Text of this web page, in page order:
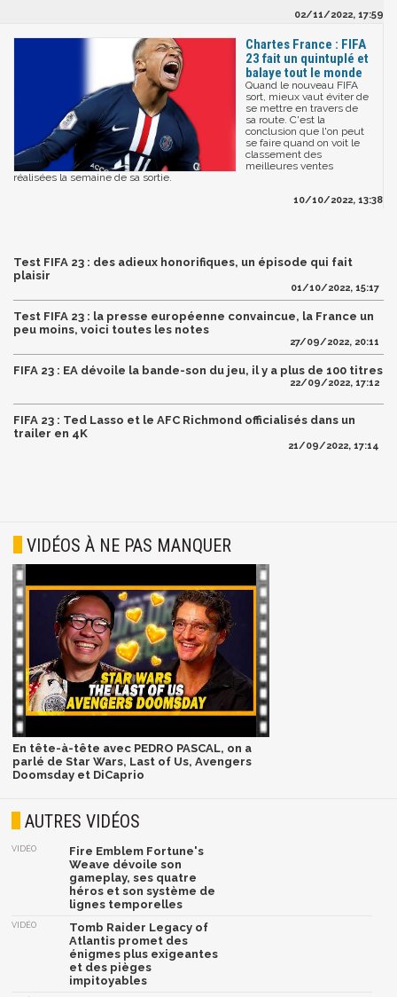
02/11/2022, 17:59
Chartes France : FIFA
23 fait un quintuplé et
balaye tout le monde
Quand le nouveau FIFA
sort, mieux vaut éviter de
se mettre en travers de
sa route. C'est la
conclusion que l'on peut
se faire quand on voit le
classement des
meilleures ventes
réalisées la semaine de sa sortie.
10/10/2022, 13:38
Test FIFA 23 : des adieux honorifiques, un épisode qui fait
plaisir
01/10/2022, 15:17
Test FIFA 23 : la presse européenne convaincue, la France un
peu moins, voici toutes les notes
27/09/2022, 20:11
FIFA 23 : EA dévoile la bande-son du jeu, il y a plus de 100 titres
22/09/2022, 17:12
FIFA 23 : Ted Lasso et le AFC Richmond officialisés dans un
trailer en 4K
21/09/2022, 17:14
VIDÉOS À NE PAS MANQUER
En tête-à-tête avec PEDRO PASCAL, on a
parlé de Star Wars, Last of Us, Avengers
Doomsday et DiCaprio
AUTRES VIDÉOS
VIDÉO
Fire Emblem Fortune's
Weave dévoile son
gameplay, ses quatre
héros et son système de
lignes temporelles
VIDÉO
Tomb Raider Legacy of
Atlantis promet des
énigmes plus exigeantes
et des pièges
impitoyables